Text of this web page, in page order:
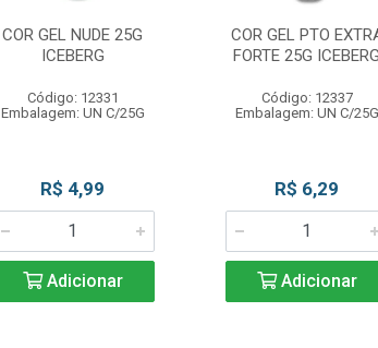
COR GEL NUDE 25G
ICEBERG
Código: 12331
Embalagem: UN C/25G
R$ 4,99
Adicionar
COR GEL PTO
FORTE 25G ICEBERG
Código: 12337
Embalagem: UN C/25G
R$ 6,29
Adicionar